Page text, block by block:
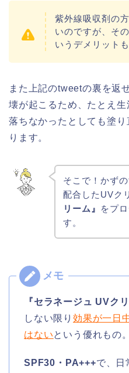
紫外線吸収剤の
いのですが、そ
いうデメリット
また上記のtweetの裏を返
壊が起こるため、たとえ
落ちなかったとしても塗
ります。
そこで！かず
配合したUVク
リーム』
をプ
す。
『セラネージュ UVクリ
しない限り 効果が一日
はないという優れもの。
SPF30・PA+++で、日